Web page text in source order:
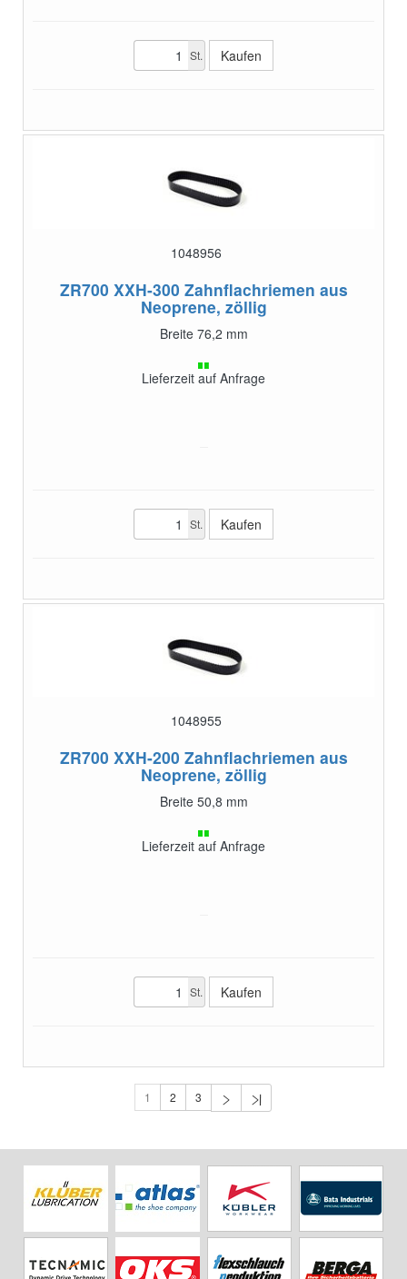
St.
1048956
ZR700 XXH-300 Zahnflachriemen aus
Neoprene, zöllig
Breite 76,2 mm
Lieferzeit auf Anfrage
St.
1048955
ZR700 XXH-200 Zahnflachriemen aus
Neoprene, zöllig
Breite 50,8 mm
Lieferzeit auf Anfrage
St.
1 2 3